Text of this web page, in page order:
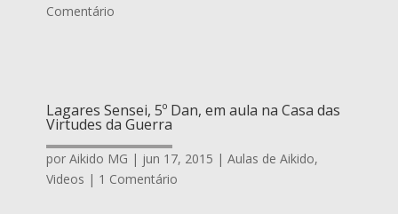
Comentário
Lagares Sensei, 5º Dan, em aula na Casa das
Virtudes da Guerra
por Aikido MG | jun 17, 2015 | Aulas de Aikido,
Videos | 1 Comentário